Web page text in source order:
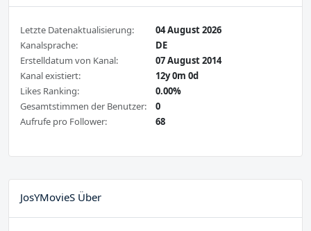
Letzte Datenaktualisierung:
04 August 2026
Kanalsprache:
DE
Erstelldatum von Kanal:
07 August 2014
Kanal existiert:
12y 0m 0d
Likes Ranking:
0.00%
Gesamtstimmen der Benutzer:
0
Aufrufe pro Follower:
68
JosYMovieS Über